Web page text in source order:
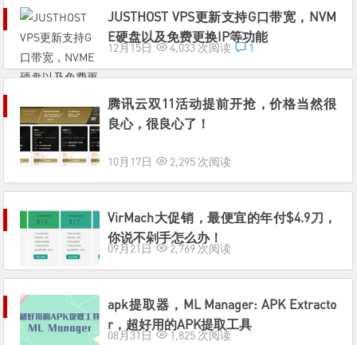
JUSTHOST VPS更新支持G口带宽，NVM
E硬盘以及免费更换IP等功能
12月15日 4,033 次阅读 1
腾讯云双11活动提前开抢，价格当然很
良心，很良心了！
10月17日 2,295 次阅读
VirMach大促销，最便宜的年付$4.9刀，
你说不剁手怎么办！
09月21日 2,769 次阅读
apk提取器，ML Manager: APK Extracto
r，超好用的APK提取工具
08月31日 1,825 次阅读